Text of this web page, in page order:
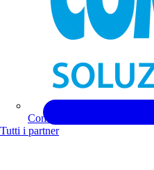
Comoli Ferrari
Tutti i partner